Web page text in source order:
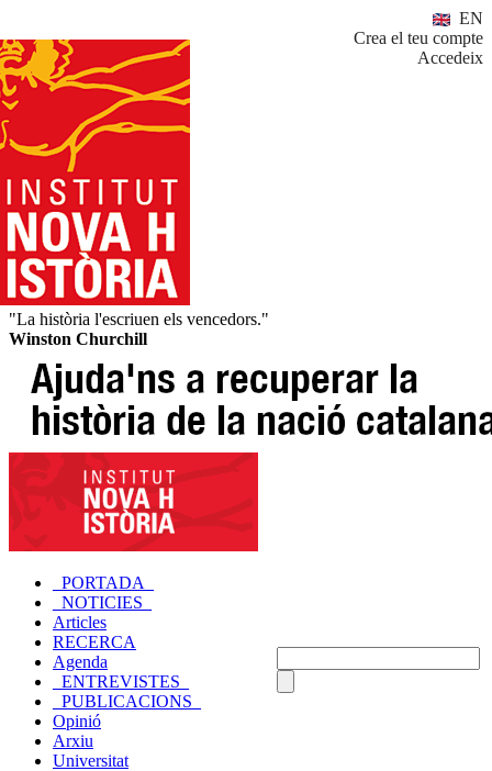
EN
Crea el teu compte
Accedeix
"La història l'escriuen els vencedors."
Winston Churchill
_PORTADA_
_NOTICIES_
Articles
RECERCA
Agenda
_ENTREVISTES_
_PUBLICACIONS_
Opinió
Arxiu
Universitat